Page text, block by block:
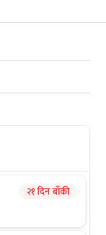
२१ दिन बाँकी